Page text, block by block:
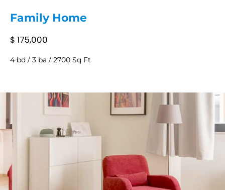
Family Home
$ 175,000
4 bd / 3 ba / 2700 Sq Ft